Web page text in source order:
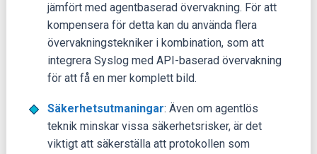
jämfört med agentbaserad övervakning. För att
kompensera för detta kan du använda flera
övervakningstekniker i kombination, som att
integrera Syslog med API-baserad övervakning
för att få en mer komplett bild.
Säkerhetsutmaningar: Även om agentlös
teknik minskar vissa säkerhetsrisker, är det
viktigt att säkerställa att protokollen som